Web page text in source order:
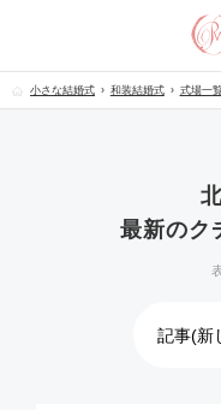
小さな結婚式 和装結婚式 式場一
最新のク